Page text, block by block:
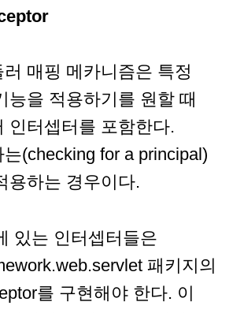
매핑 메카니즘은 특정
능을 적용하기를 원할 때
인터셉터를 포함한다.
(checking for a principal)
용하는 경우이다.
있는 인터셉터들은
패키지의
를 구현해야 한다. 이